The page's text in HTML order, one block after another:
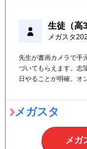
生徒（高3
メガスタ
先生が書画カメラで手
づいてもらえます。志
日やることが明確。オ
メガスタ
メガ